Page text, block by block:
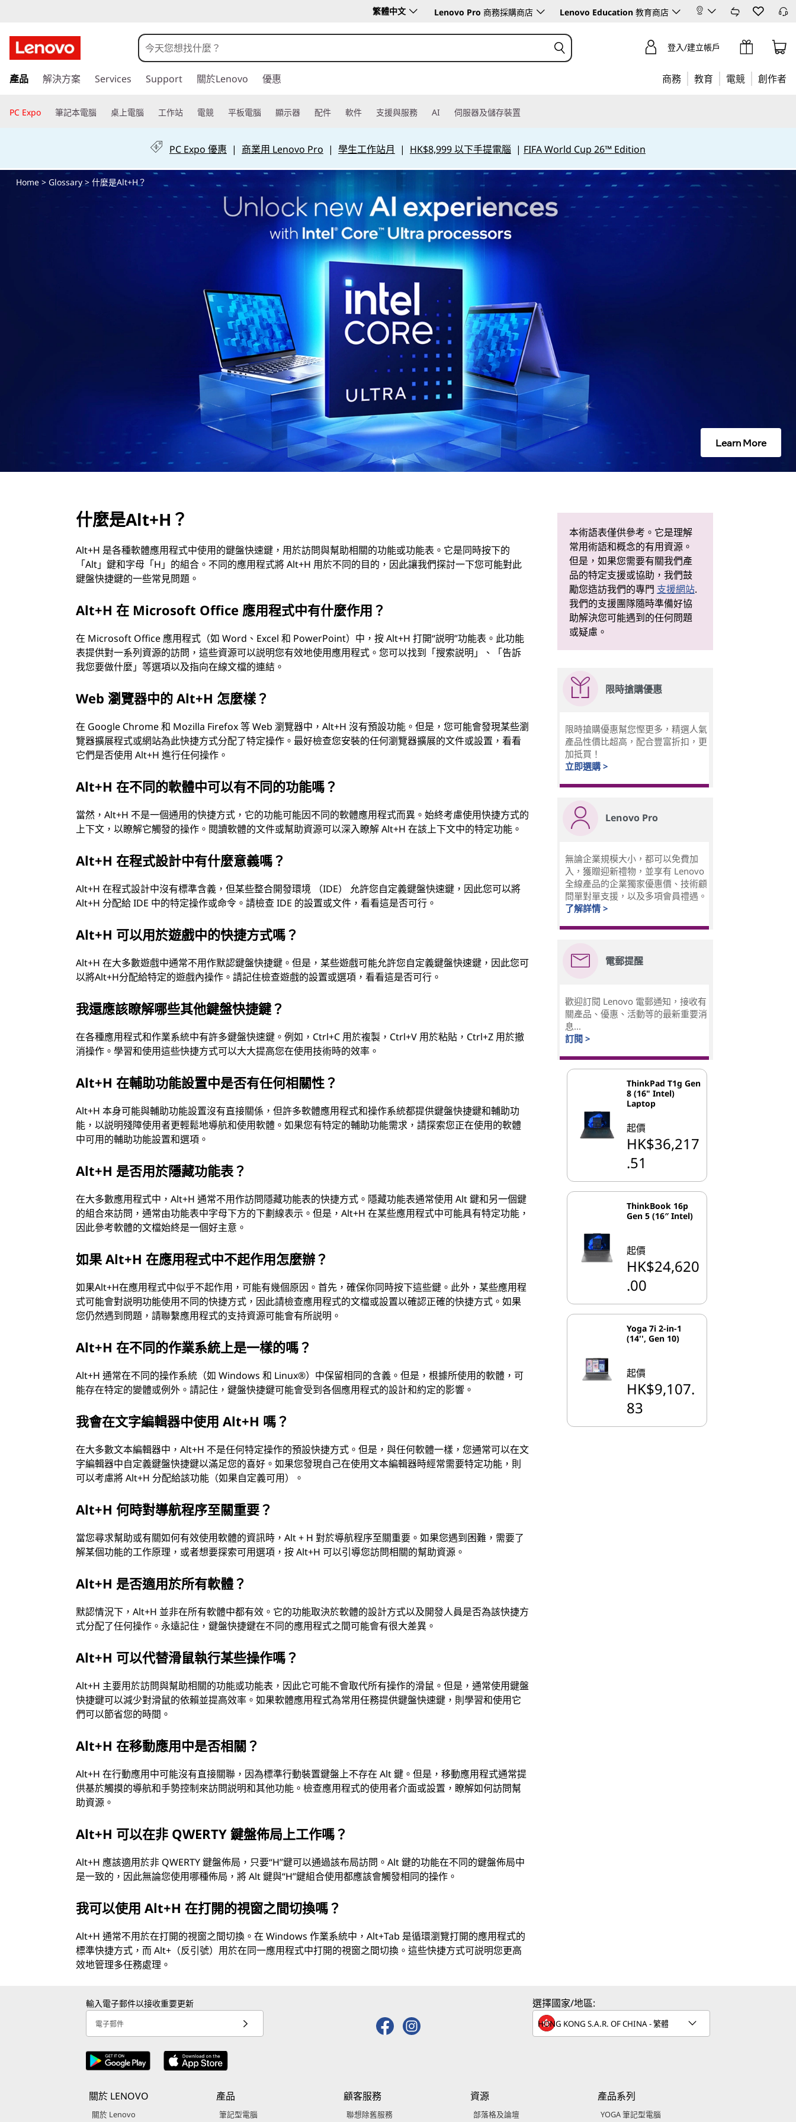
麼
是
+
繁體中文 Lenovo Pro 商務採購商店 Lenovo Education 教育商店
至
要
登入/建立帳戶
產品 解決方案 Services Support 關於Lenovo 優惠 商務 教育 電競 創作者
PC Expo 筆記本電腦 桌上電腦 工作站 電競 平板電腦 顯示器 配件 軟件 支援與服務 AI 伺服器及儲存裝置
PC Expo 優惠 | 商業用 Lenovo Pro | 學生工作站月 | HK$8,999 以下手提電腦 | FIFA World Cup 26™ Edition
Home> Glossary> 什麼是Alt+H？
Learn More
什麼是Alt+H？
Alt+H 是各種軟體應用程式中使用的鍵盤快速鍵，用於訪問與幫助相關的功能或功能表。它是同時按下的
「Alt」鍵和字母「H」的組合。不同的應用程式將 Alt+H 用於不同的目的，因此讓我們探討一下您可能對此
鍵盤快捷鍵的一些常見問題。
Alt+H 在 Microsoft Office 應用程式中有什麼作用？
在 Microsoft Office 應用程式（如 Word、Excel 和 PowerPoint）中，按 Alt+H 打開“説明”功能表。此功能
表提供對一系列資源的訪問，這些資源可以説明您有效地使用應用程式。您可以找到「搜索説明」、「告訴
我您要做什麼」等選項以及指向在線文檔的連結。
Web 瀏覽器中的 Alt+H 怎麼樣？
在 Google Chrome 和 Mozilla Firefox 等 Web 瀏覽器中，Alt+H 沒有預設功能。但是，您可能會發現某些瀏
覽器擴展程式或網站為此快捷方式分配了特定操作。最好檢查您安裝的任何瀏覽器擴展的文件或設置，看看
它們是否使用 Alt+H 進行任何操作。
Alt+H 在不同的軟體中可以有不同的功能嗎？
當然，Alt+H 不是一個通用的快捷方式，它的功能可能因不同的軟體應用程式而異。始終考慮使用快捷方式的
上下文，以瞭解它觸發的操作。閱讀軟體的文件或幫助資源可以深入瞭解 Alt+H 在該上下文中的特定功能。
Alt+H 在程式設計中有什麼意義嗎？
Alt+H 在程式設計中沒有標準含義，但某些整合開發環境 （IDE） 允許您自定義鍵盤快速鍵，因此您可以將
Alt+H 分配給 IDE 中的特定操作或命令。請檢查 IDE 的設置或文件，看看這是否可行。
Alt+H 可以用於遊戲中的快捷方式嗎？
Alt+H 在大多數遊戲中通常不用作默認鍵盤快捷鍵。但是，某些遊戲可能允許您自定義鍵盤快速鍵，因此您可
以將Alt+H分配給特定的遊戲內操作。請記住檢查遊戲的設置或選項，看看這是否可行。
我還應該瞭解哪些其他鍵盤快捷鍵？
在各種應用程式和作業系統中有許多鍵盤快速鍵。例如，Ctrl+C 用於複製，Ctrl+V 用於粘貼，Ctrl+Z 用於撤
消操作。學習和使用這些快捷方式可以大大提高您在使用技術時的效率。
Alt+H 在輔助功能設置中是否有任何相關性？
Alt+H 本身可能與輔助功能設置沒有直接關係，但許多軟體應用程式和操作系統都提供鍵盤快捷鍵和輔助功
能，以説明殘障使用者更輕鬆地導航和使用軟體。如果您有特定的輔助功能需求，請探索您正在使用的軟體
中可用的輔助功能設置和選項。
Alt+H 是否用於隱藏功能表？
在大多數應用程式中，Alt+H 通常不用作訪問隱藏功能表的快捷方式。隱藏功能表通常使用 Alt 鍵和另一個鍵
的組合來訪問，通常由功能表中字母下方的下劃線表示。但是，Alt+H 在某些應用程式中可能具有特定功能，
因此參考軟體的文檔始終是一個好主意。
如果 Alt+H 在應用程式中不起作用怎麼辦？
如果Alt+H在應用程式中似乎不起作用，可能有幾個原因。首先，確保你同時按下這些鍵。此外，某些應用程
式可能會對説明功能使用不同的快捷方式，因此請檢查應用程式的文檔或設置以確認正確的快捷方式。如果
您仍然遇到問題，請聯繫應用程式的支持資源可能會有所説明。
Alt+H 在不同的作業系統上是一樣的嗎？
Alt+H 通常在不同的操作系統（如 Windows 和 Linux®）中保留相同的含義。但是，根據所使用的軟體，可
能存在特定的變體或例外。請記住，鍵盤快捷鍵可能會受到各個應用程式的設計和約定的影響。
我會在文字編輯器中使用 Alt+H 嗎？
在大多數文本編輯器中，Alt+H 不是任何特定操作的預設快捷方式。但是，與任何軟體一樣，您通常可以在文
字編輯器中自定義鍵盤快捷鍵以滿足您的喜好。如果您發現自己在使用文本編輯器時經常需要特定功能，則
可以考慮將 Alt+H 分配給該功能（如果自定義可用）。
Alt+H 何時對導航程序至關重要？
當您尋求幫助或有關如何有效使用軟體的資訊時，Alt + H 對於導航程序至關重要。如果您遇到困難，需要了
解某個功能的工作原理，或者想要探索可用選項，按 Alt+H 可以引導您訪問相關的幫助資源。
Alt+H 是否適用於所有軟體？
默認情況下，Alt+H 並非在所有軟體中都有效。它的功能取決於軟體的設計方式以及開發人員是否為該快捷方
式分配了任何操作。永遠記住，鍵盤快捷鍵在不同的應用程式之間可能會有很大差異。
Alt+H 可以代替滑鼠執行某些操作嗎？
Alt+H 主要用於訪問與幫助相關的功能或功能表，因此它可能不會取代所有操作的滑鼠。但是，通常使用鍵盤
快捷鍵可以減少對滑鼠的依賴並提高效率。如果軟體應用程式為常用任務提供鍵盤快速鍵，則學習和使用它
們可以節省您的時間。
Alt+H 在移動應用中是否相關？
Alt+H 在行動應用中可能沒有直接關聯，因為標準行動裝置鍵盤上不存在 Alt 鍵。但是，移動應用程式通常提
供基於觸摸的導航和手勢控制來訪問説明和其他功能。檢查應用程式的使用者介面或設置，瞭解如何訪問幫
助資源。
Alt+H 可以在非 QWERTY 鍵盤佈局上工作嗎？
Alt+H 應該適用於非 QWERTY 鍵盤佈局，只要“H”鍵可以通過該布局訪問。Alt 鍵的功能在不同的鍵盤佈局中
是一致的，因此無論您使用哪種佈局，將 Alt 鍵與“H”鍵組合使用都應該會觸發相同的操作。
我可以使用 Alt+H 在打開的視窗之間切換嗎？
Alt+H 通常不用於在打開的視窗之間切換。在 Windows 作業系統中，Alt+Tab 是循環瀏覽打開的應用程式的
標準快捷方式，而 Alt+（反引號）用於在同一應用程式中打開的視窗之間切換。這些快捷方式可説明您更高
效地管理多任務處理。
本術語表僅供參考。它是理解
常用術語和概念的有用資源。
但是，如果您需要有關我們產
品的特定支援或協助，我們鼓
勵您造訪我們的專門 支援網站.
我們的支援團隊隨時準備好協
助解決您可能遇到的任何問題
或疑慮。
限時搶購優惠
限時搶購優惠幫您慳更多，精選人氣
產品性價比超高，配合豐富折扣，更
加抵買！
立即選購 >
Lenovo Pro
無論企業規模大小，都可以免費加
入，獲贈迎新禮物，並享有 Lenovo
全線產品的企業獨家優惠價、技術顧
問單對單支援，以及多項會員禮遇。
了解詳情 >
電郵提醒
歡迎訂閱 Lenovo 電郵通知，接收有
關產品、優惠、活動等的最新重要消
息...
訂閱 >
ThinkPad T1g Gen
8 (16" Intel)
Laptop
起價
HK$36,217
.51
ThinkBook 16p
Gen 5 (16″ Intel)
起價
HK$24,620
.00
Yoga 7i 2-in-1
(14'', Gen 10)
起價
HK$9,107.
83
輸入電子郵件以接收重要更新
電子郵件
選擇國家/地區:
關於 LENOVO
關於 Lenovo
產品
筆記型電腦
顧客服務
聯想除舊服務
資源
部落格及論壇
產品系列
YOGA 筆記型電腦